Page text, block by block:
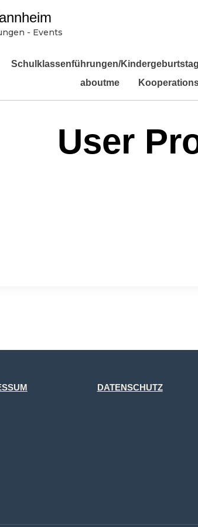
- Events
Schulklassenführungen/Kindergeburtstag
aboutme
User
DATENSCHUTZ